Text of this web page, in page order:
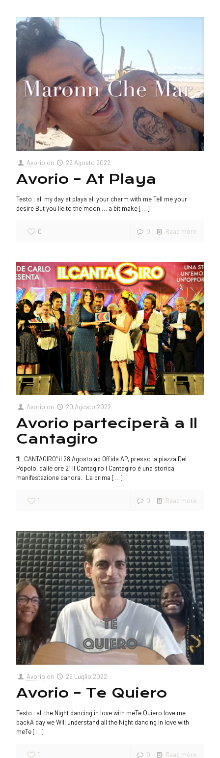
Avorio on 22 Agosto 2022
Avorio – At Playa
Testo : all my day at playa all your charm with me Tell me your
desire But you lie to the moon … a bit make[…]
0 0 Read more
Avorio on 20 Agosto 2022
Avorio parteciperà a Il
Cantagiro
“IL CANTAGIRO” il 28 Agosto ad Offida AP, presso la piazza Del
Popolo, dalle ore 21 Il Cantagiro l Cantagiro è una storica
manifestazione canora. La prima […]
1 0 Read more
Avorio on 25 Luglio 2022
Avorio – Te Quiero
Testo : all the Night dancing in love with meTe Quiero love me
backA day we Will understand all the Night dancing in love with
meTe[…]
1 0 Read more